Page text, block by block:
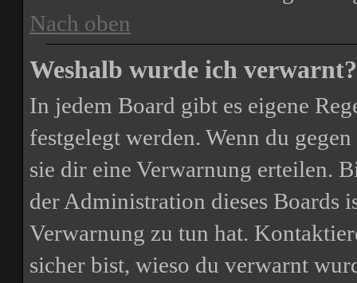
Nach oben
Weshalb wurde ich verwarnt?
In jedem Board gibt es eigene
festgelegt werden. Wenn du
sie dir eine Verwarnung erteilen.
der Administration dieses Boards
Verwarnung zu tun hat.
sicher bist, wieso du verwarnt